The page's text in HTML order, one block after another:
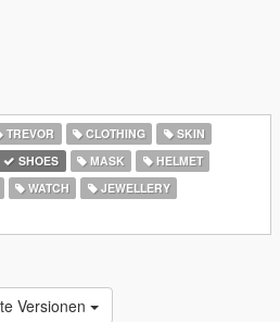
TREVOR CLOTHING
SKIN
SHOES MASK
HELMET
WATCH
JEWELLERY
Versionen